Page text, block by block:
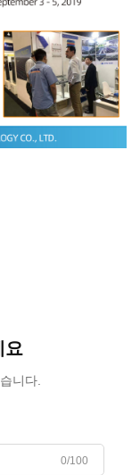
요
니다.
0/100